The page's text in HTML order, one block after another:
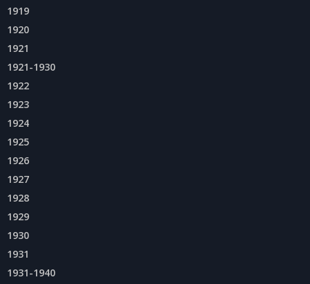
1919
1920
1921
1921-1930
1922
1923
1924
1925
1926
1927
1928
1929
1930
1931
1931-1940